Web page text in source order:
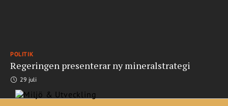
POLITIK
Regeringen presenterar ny mineralstrategi
29 juli